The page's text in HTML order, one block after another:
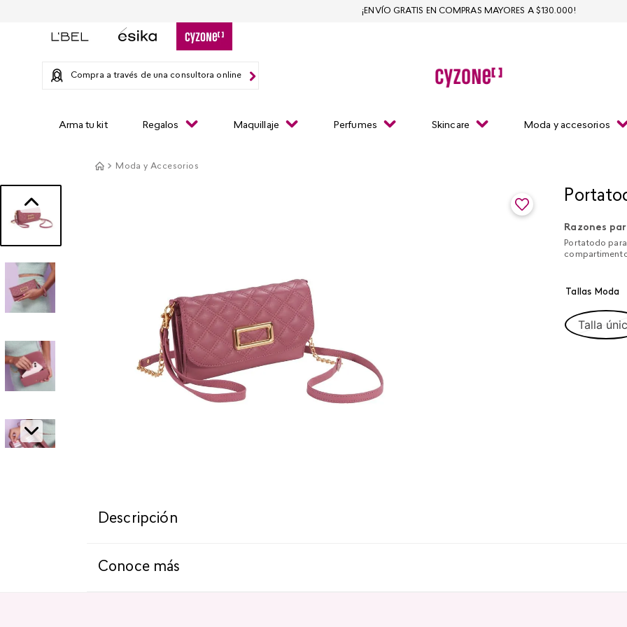
Compra a través de una consultora online
Arma tu kit Regalos Maquillaje Perfumes Skincare Moda y accesorios
¡ENVÍO GRATIS EN COMPRAS MAYORES A $130.000!
Moda y Accesorios
Razones
Portatodo
Tallas Moda
Talla
Descripción
Conoce más